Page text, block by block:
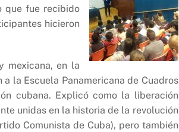
que fue recibido
hicieron
mexicana, en la
la Escuela Panamericana de Cuadros
cubana. Explicó como la liberación
unidas en la historia de la revolución
Comunista de Cuba), pero también